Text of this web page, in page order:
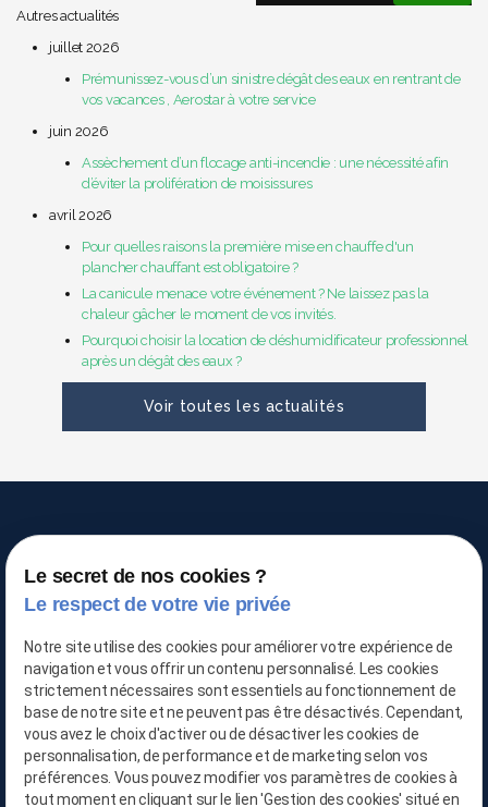
Autres actualités
juillet 2026
Prémunissez-vous d’un sinistre dégât des eaux en rentrant de
vos vacances , Aerostar à votre service
juin 2026
Assèchement d’un flocage anti-incendie : une nécessité afin
d’éviter la prolifération de moisissures
avril 2026
Pour quelles raisons la première mise en chauffe d'un
plancher chauffant est obligatoire ?
La canicule menace votre événement ? Ne laissez pas la
chaleur gâcher le moment de vos invités.
Pourquoi choisir la location de déshumidificateur professionnel
après un dégât des eaux ?
Voir toutes les actualités
TRAITEMENT DE L'AIR
03 66 88 25 06
06 21 65 28 29
contact@location-deshumidificateur-59.com
Le secret de nos cookies ?
Le respect de votre vie privée
Notre site utilise des cookies pour améliorer votre expérience de
navigation et vous offrir un contenu personnalisé. Les cookies
strictement nécessaires sont essentiels au fonctionnement de
base de notre site et ne peuvent pas être désactivés. Cependant,
vous avez le choix d'activer ou de désactiver les cookies de
personnalisation, de performance et de marketing selon vos
préférences. Vous pouvez modifier vos paramètres de cookies à
tout moment en cliquant sur le lien 'Gestion des cookies' situé en